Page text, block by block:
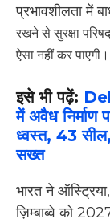
प्रभावशीलता में
रखने से सुरक्षा
ऐसा नहीं कर
इसे भी पढ़ें:
में अवैध निर्माण
ध्वस्त, 43
सख्त
भारत ने ऑस्ट्रिया,
ज़िम्बाब्वे को